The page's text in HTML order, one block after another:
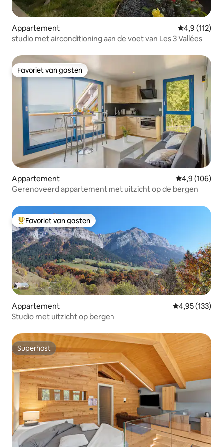
Appartement Gemiddelde
4,9 (112)
studio met airconditioning aan de voet van Les 3 Vallées
Favoriet van gasten
Favoriet van gasten
Appartement Gemiddelde
4,9 (106)
Gerenoveerd appartement met uitzicht op de bergen
Topfavoriet van gasten
Favoriet van gasten
Appartement Gemiddelde
4,95 (133)
Studio met uitzicht op bergen
Superhost
Superhost